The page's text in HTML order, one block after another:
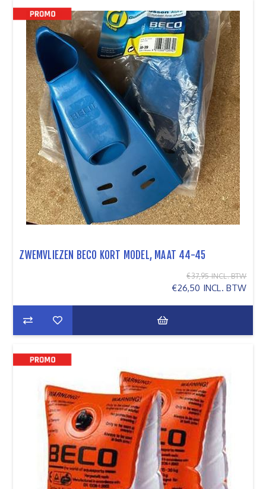
ZWEMVLIEZEN BECO KORT MODEL, MAAT 44-45
€26,50 INCL. BTW
€37,95 INCL. BTW